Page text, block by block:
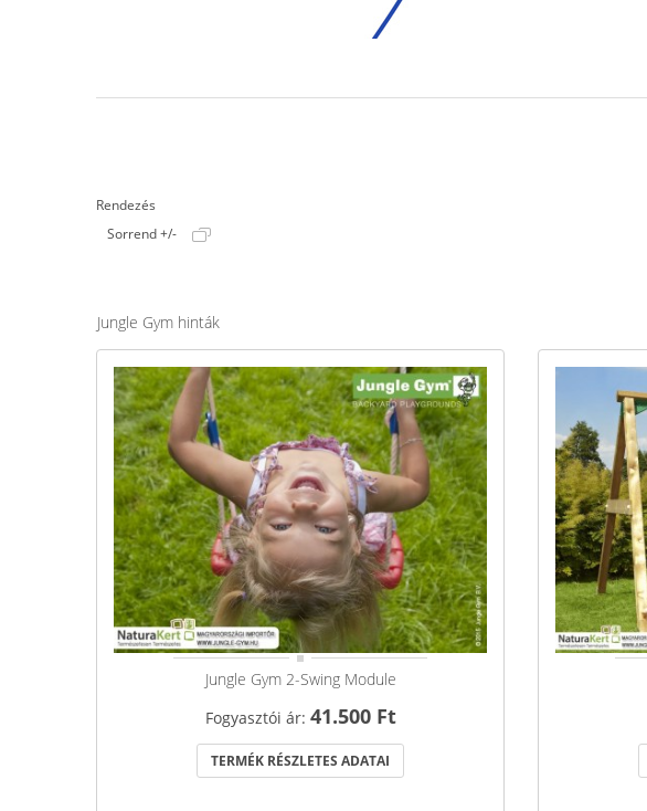
Rendezés
Sorrend +/-
Jungle Gym hinták
Jungle Gym 2-Swing Module
Fogyasztói ár: 41.500 Ft
TERMÉK RÉSZLETES ADATAI